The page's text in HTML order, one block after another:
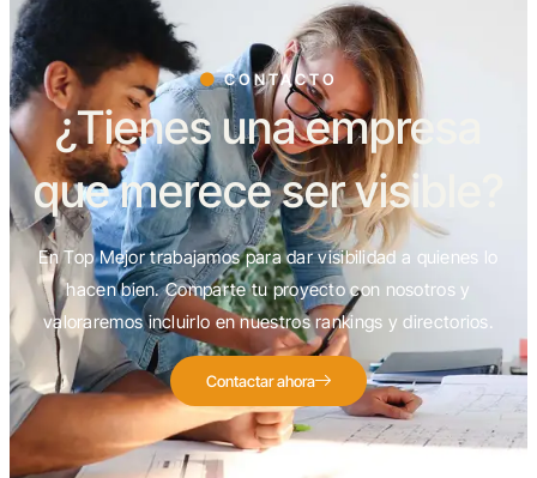
CONTACTO
¿Tienes una empresa
que merece ser visible?
En Top Mejor trabajamos para dar visibilidad a quienes lo
hacen bien. Comparte tu proyecto con nosotros y
valoraremos incluirlo en nuestros rankings y directorios.
Contactar ahora